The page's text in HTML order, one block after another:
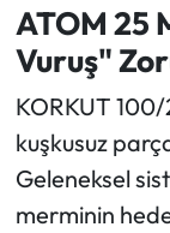
ATOM 25
Vuruş"
KORKUT 100/
kuşkusuz
Geleneksel
merminin